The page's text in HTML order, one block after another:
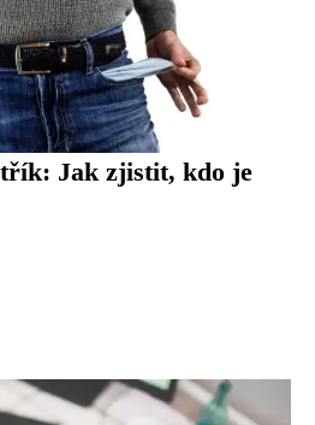
Jak zjistit, kdo je